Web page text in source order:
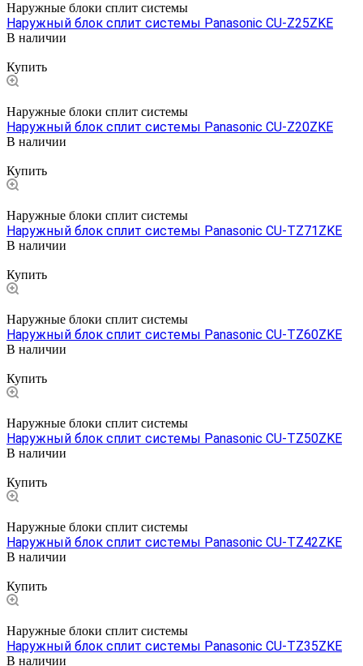
Наружные блоки сплит системы
Наружный блок сплит системы Panasonic CU-Z25ZKE
В наличии
Купить
Наружные блоки сплит системы
Наружный блок сплит системы Panasonic CU-Z20ZKE
В наличии
Купить
Наружные блоки сплит системы
Наружный блок сплит системы Panasonic CU-TZ71ZKE
В наличии
Купить
Наружные блоки сплит системы
Наружный блок сплит системы Panasonic CU-TZ60ZKE
В наличии
Купить
Наружные блоки сплит системы
Наружный блок сплит системы Panasonic CU-TZ50ZKE
В наличии
Купить
Наружные блоки сплит системы
Наружный блок сплит системы Panasonic CU-TZ42ZKE
В наличии
Купить
Наружные блоки сплит системы
Наружный блок сплит системы Panasonic CU-TZ35ZKE
В наличии